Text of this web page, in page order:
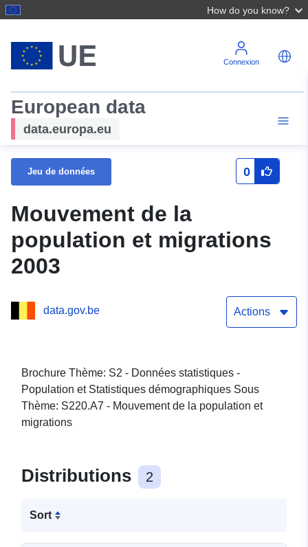
How do you know?
Connexion
European data
data.europa.eu
Jeu de données 0
Mouvement de la
population et migrations
2003
data.gov.be Actions
Brochure Thème: S2 - Données statistiques -
Population et Statistiques démographiques Sous
Thème: S220.A7 - Mouvement de la population et
migrations
Distributions 2
Sort